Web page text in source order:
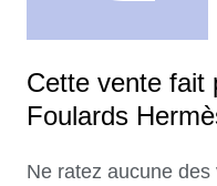
Cette vente fait
Foulards
Ne ratez aucune des